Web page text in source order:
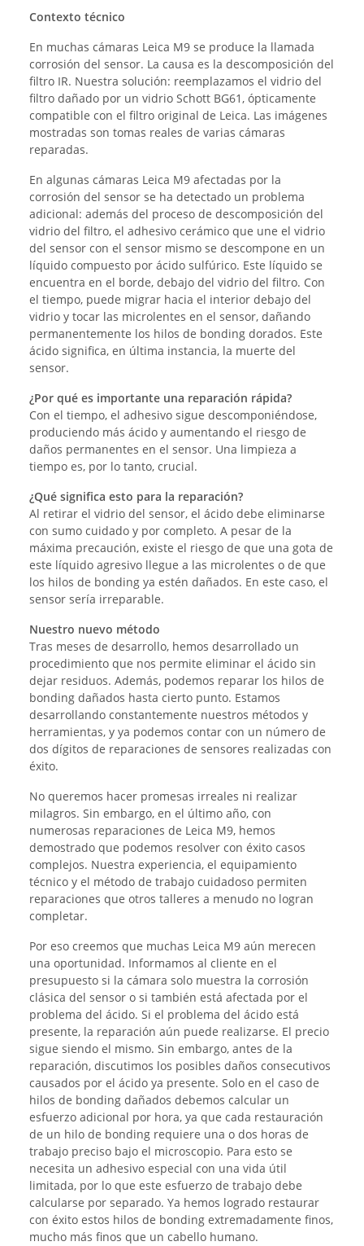
Contexto técnico
En muchas cámaras Leica M9 se produce la llamada
corrosión del sensor. La causa es la descomposición del
filtro IR. Nuestra solución: reemplazamos el vidrio del
filtro dañado por un vidrio Schott BG61, ópticamente
compatible con el filtro original de Leica. Las imágenes
mostradas son tomas reales de varias cámaras
reparadas.
En algunas cámaras Leica M9 afectadas por la
corrosión del sensor se ha detectado un problema
adicional: además del proceso de descomposición del
vidrio del filtro, el adhesivo cerámico que une el vidrio
del sensor con el sensor mismo se descompone en un
líquido compuesto por ácido sulfúrico. Este líquido se
encuentra en el borde, debajo del vidrio del filtro. Con
el tiempo, puede migrar hacia el interior debajo del
vidrio y tocar las microlentes en el sensor, dañando
permanentemente los hilos de bonding dorados. Este
ácido significa, en última instancia, la muerte del
sensor.
¿Por qué es importante una reparación rápida?
Con el tiempo, el adhesivo sigue descomponiéndose,
produciendo más ácido y aumentando el riesgo de
daños permanentes en el sensor. Una limpieza a
tiempo es, por lo tanto, crucial.
¿Qué significa esto para la reparación?
Al retirar el vidrio del sensor, el ácido debe eliminarse
con sumo cuidado y por completo. A pesar de la
máxima precaución, existe el riesgo de que una gota de
este líquido agresivo llegue a las microlentes o de que
los hilos de bonding ya estén dañados. En este caso, el
sensor sería irreparable.
Nuestro nuevo método
Tras meses de desarrollo, hemos desarrollado un
procedimiento que nos permite eliminar el ácido sin
dejar residuos. Además, podemos reparar los hilos de
bonding dañados hasta cierto punto. Estamos
desarrollando constantemente nuestros métodos y
herramientas, y ya podemos contar con un número de
dos dígitos de reparaciones de sensores realizadas con
éxito.
No queremos hacer promesas irreales ni realizar
milagros. Sin embargo, en el último año, con
numerosas reparaciones de Leica M9, hemos
demostrado que podemos resolver con éxito casos
complejos. Nuestra experiencia, el equipamiento
técnico y el método de trabajo cuidadoso permiten
reparaciones que otros talleres a menudo no logran
completar.
Por eso creemos que muchas Leica M9 aún merecen
una oportunidad. Informamos al cliente en el
presupuesto si la cámara solo muestra la corrosión
clásica del sensor o si también está afectada por el
problema del ácido. Si el problema del ácido está
presente, la reparación aún puede realizarse. El precio
sigue siendo el mismo. Sin embargo, antes de la
reparación, discutimos los posibles daños consecutivos
causados por el ácido ya presente. Solo en el caso de
hilos de bonding dañados debemos calcular un
esfuerzo adicional por hora, ya que cada restauración
de un hilo de bonding requiere una o dos horas de
trabajo preciso bajo el microscopio. Para esto se
necesita un adhesivo especial con una vida útil
limitada, por lo que este esfuerzo de trabajo debe
calcularse por separado. Ya hemos logrado restaurar
con éxito estos hilos de bonding extremadamente finos,
mucho más finos que un cabello humano.